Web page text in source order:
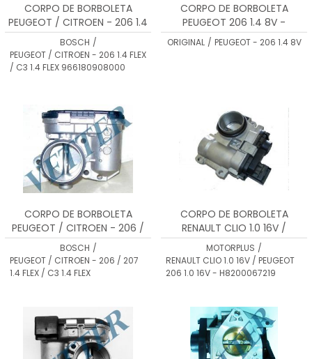
CORPO DE BORBOLETA
PEUGEOT / CITROEN - 206 1.4
FLEX / C3 1.4 FLEX
966180908000
BOSCH /
PEUGEOT / CITROEN - 206 1.4 FLEX
/ C3 1.4 FLEX 966180908000
CORPO DE BORBOLETA
PEUGEOT 206 1.4 8V -
0012037AT / PSA651
ORIGINAL / PEUGEOT - 206 1.4 8V
CORPO DE BORBOLETA
PEUGEOT / CITROEN - 206 /
207 1.4 FLEX / C3 1.4 FLEX
BOSCH /
PEUGEOT / CITROEN - 206 / 207
1.4 FLEX / C3 1.4 FLEX
CORPO DE BORBOLETA
RENAULT CLIO 1.0 16V /
PEUGEOT 206 1.0 16V -
H8200067219
MOTORPLUS /
RENAULT CLIO 1.0 16V / PEUGEOT
206 1.0 16V - H8200067219